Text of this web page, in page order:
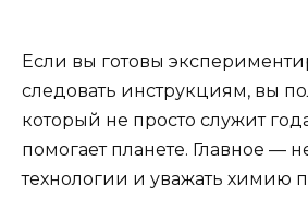
Если вы готовы
следовать инструкциям, вы
который не просто служит
помогает планете. Главное —
технологии и уважать химию